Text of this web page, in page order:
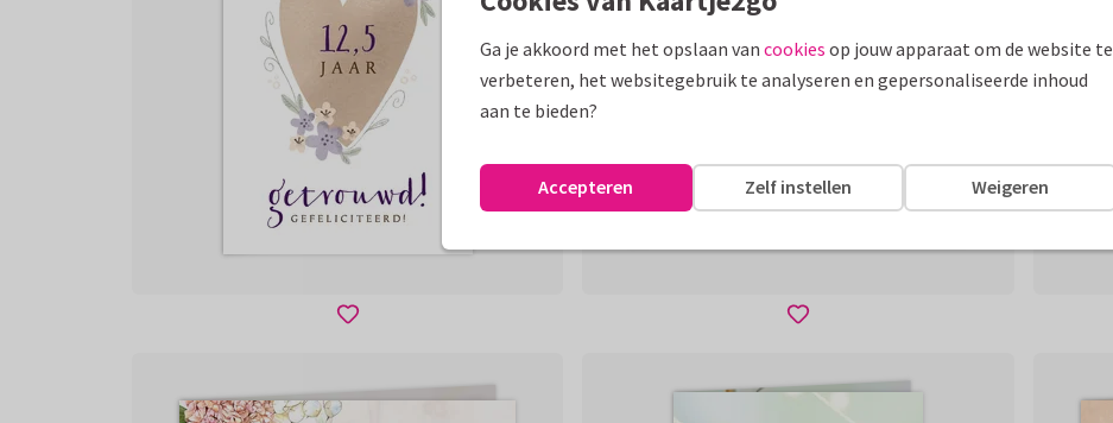
Ga je akkoord met het opslaan van cookies op jouw apparaat om de website te
verbeteren, het websitegebruik te analyseren en gepersonaliseerde inhoud
aan te bieden?
Weigeren
Zelf instellen
Accepteren